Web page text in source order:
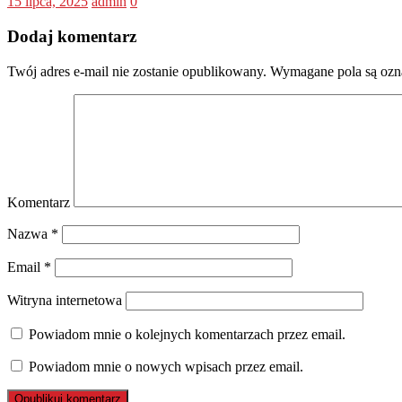
Dodaj komentarz
Twój adres e-mail nie zostanie opublikowany. Wymagane pola są
Komentarz
Nazwa *
Email *
Witryna internetowa
Powiadom mnie o kolejnych komentarzach przez email.
Powiadom mnie o nowych wpisach przez email.